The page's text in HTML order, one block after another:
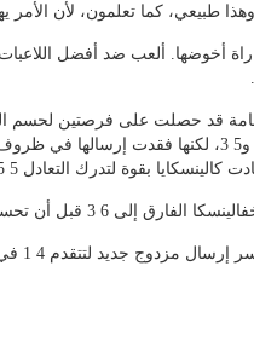
طبيعي، كما تعلمون، لأن الأمر
أخوضها. ألعب ضد أفضل
القامة قد حصلت على فرصتين لحسم
الأولى على إرسالها عند التقدم 5 1 و5 3، لكنها فقدت
بقوة لتدرك التعادل 5 5.
قبل أن تحسم المجموعة الأولى.
جديد لتتقدم 4 1 في المجموعة الثانية.